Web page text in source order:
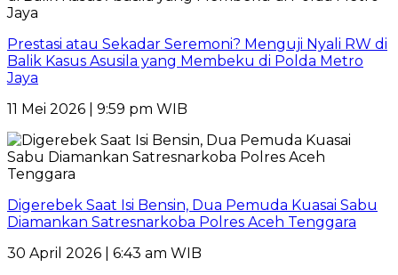
Prestasi atau Sekadar Seremoni? Menguji Nyali RW di
Balik Kasus Asusila yang Membeku di Polda Metro
Jaya
11 Mei 2026 | 9:59 pm WIB
Digerebek Saat Isi Bensin, Dua Pemuda Kuasai Sabu
Diamankan Satresnarkoba Polres Aceh Tenggara
30 April 2026 | 6:43 am WIB